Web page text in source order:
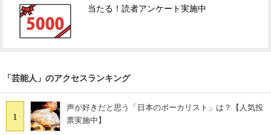
当たる！読者アンケート実施中
「芸能人」のアクセスランキング
1
声が好きだと思う「日本のボーカリスト」は？【人気投
票実施中】